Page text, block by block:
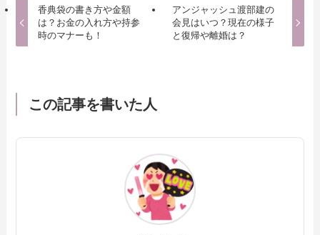
香典袋の書き方や金額
は？お金の入れ方や持参
時のマナーも！
アンジャッシュ渡部建の
会見はいつ？現在の様子
と復帰や離婚は？
この記事を書いた人